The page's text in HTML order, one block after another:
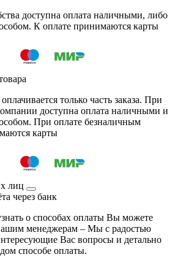
доступна оплата наличными, либо
К оплате принимаются карты
только часть заказа. При
доступна оплата наличными и
При оплате безналичным
карты
лиц
через банк
о способах оплаты Вы можете
менеджерам – Мы с радостью
Вас вопросы и детально
способе оплаты.